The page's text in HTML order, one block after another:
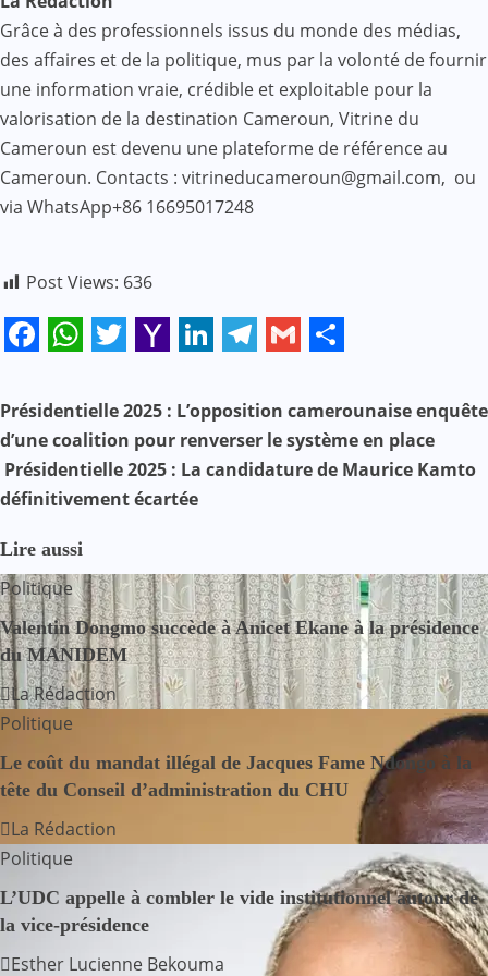
Grâce à des professionnels issus du monde des médias,
des affaires et de la politique, mus par la volonté de fournir
une information vraie, crédible et exploitable pour la
valorisation de la destination Cameroun, Vitrine du
Cameroun est devenu une plateforme de référence au
Cameroun. Contacts : vitrineducameroun@gmail.com, ou
via WhatsApp+86 16695017248
Post Views: 636
Mail
N
a
v
i
g
a
t
i
o
n
d
e
l
Présidentielle 2025 : L’opposition camerounaise enquête
d’une coalition pour renverser le système en place
Présidentielle 2025 : La candidature de Maurice Kamto
définitivement écartée
Lire aussi
Politique
Valentin Dongmo succède à Anicet Ekane à la présidence
du MANIDEM
La Rédaction
Politique
Le coût du mandat illégal de Jacques Fame Ndongo à la
tête du Conseil d’administration du CHU
La Rédaction
Politique
L’UDC appelle à combler le vide institutionnel autour de
la vice-présidence
Esther Lucienne Bekouma